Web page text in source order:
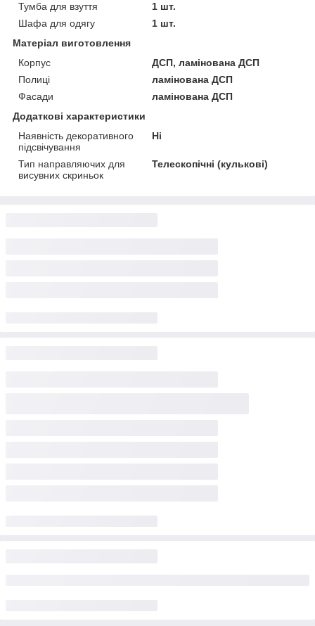
Тумба для взуття
1 шт.
Шафа для одягу
1 шт.
Матеріал виготовлення
Корпус
ДСП, ламінована ДСП
Полиці
ламінована ДСП
Фасади
ламінована ДСП
Додаткові характеристики
Наявність декоративного
підсвічування
Ні
Тип направляючих для
висувних скриньок
Телескопічні (кулькові)